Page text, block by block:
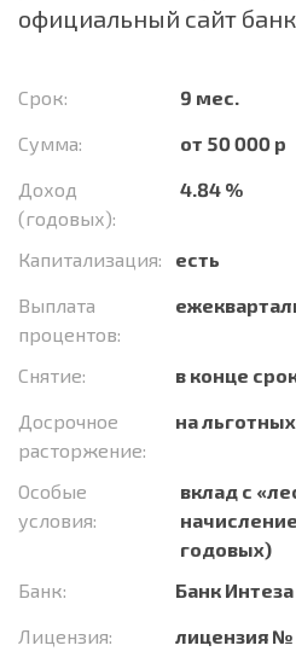
официальный сайт
Срок:
9 мес.
Сумма:
от 50 000 р
Доход
(годовых):
4.84 %
Капитализация:
есть
Выплата
процентов:
Снятие:
в конце
Досрочное
расторжение:
на
Особые
условия:
вклад с
годовых)
Банк:
Банк Интеза
Лицензия:
лицензия №